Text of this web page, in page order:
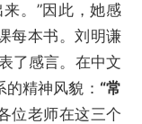
来。”因此，她感
每本书。刘明谦
了感言。在中文
精神风貌： “常
位老师在这三个